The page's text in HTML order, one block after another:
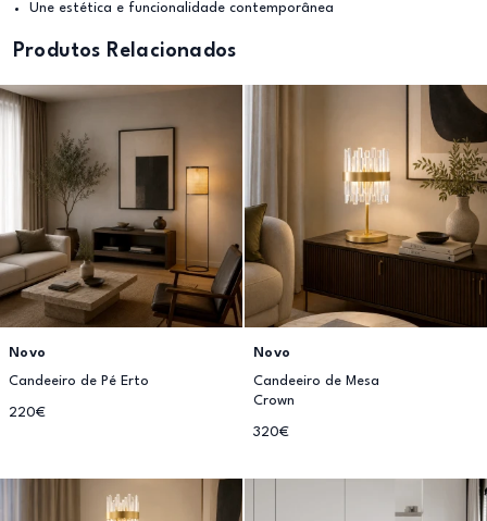
Une estética e funcionalidade contemporânea
Produtos Relacionados
Novo
Candeeiro de Pé Erto
220€
Novo
Candeeiro de Mesa
Crown
320€